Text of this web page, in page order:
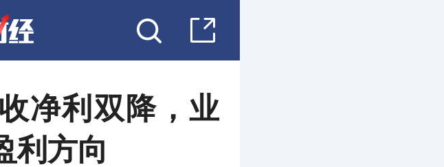
净利双降，业
利方向